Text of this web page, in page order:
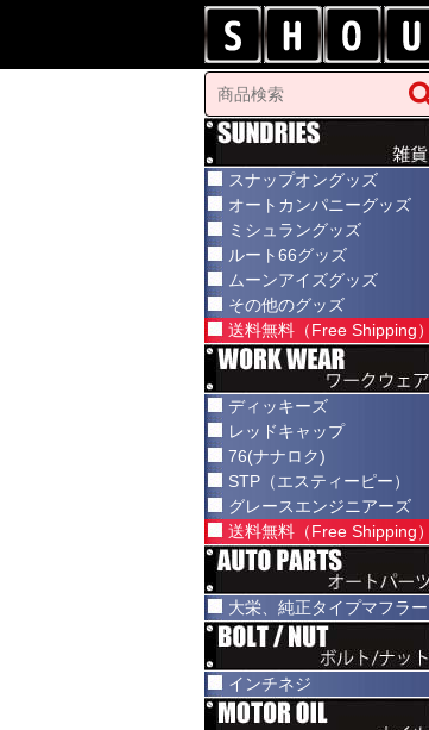
スナップオングッズ
オートカンパニーグッズ
ミシュラングッズ
ルート66グッズ
ムーンアイズグッズ
その他のグッズ
送料無料（Free Shipping）
ディッキーズ
レッドキャップ
76(ナナロク)
STP（エスティーピー）
グレースエンジニアーズ
送料無料（Free Shipping）
大栄、純正タイプマフラー
インチネジ